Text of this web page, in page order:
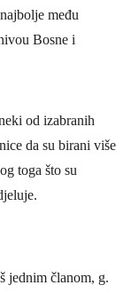
među
Bosne i
od izabranih
da su birani više
toga što su
jednim članom, g.